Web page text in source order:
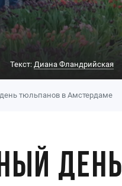
Текст: Диана Фландрийская
тюльпанов в Амстердаме
день